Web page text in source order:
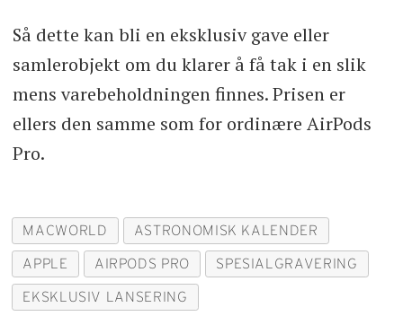
Så dette kan bli en eksklusiv gave eller
samlerobjekt om du klarer å få tak i en slik
mens varebeholdningen finnes. Prisen er
ellers den samme som for ordinære AirPods
Pro.
MACWORLD ASTRONOMISK KALENDER
APPLE AIRPODS PRO SPESIALGRAVERING
EKSKLUSIV LANSERING